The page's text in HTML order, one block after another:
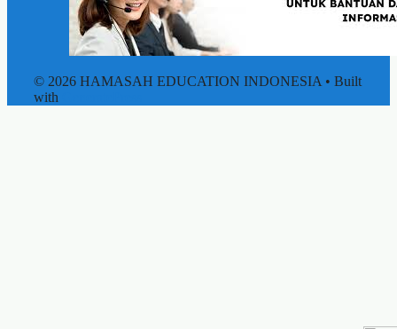
© 2026 HAMASAH EDUCATION INDONESIA • Built
with